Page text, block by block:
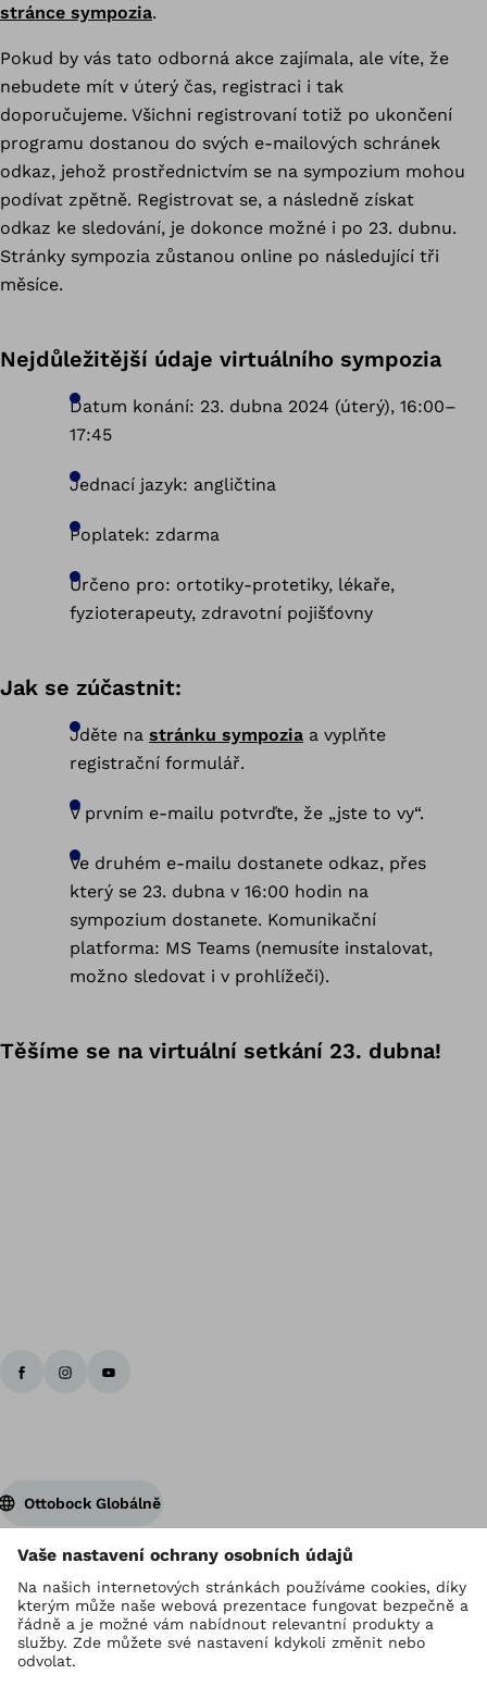
stránce sympozia.
Pokud by vás tato odborná akce zajímala, ale víte, že
nebudete mít v úterý čas, registraci i tak
doporučujeme. Všichni registrovaní totiž po ukončení
programu dostanou do svých e-mailových schránek
odkaz, jehož prostřednictvím se na sympozium mohou
podívat zpětně. Registrovat se, a následně získat
odkaz ke sledování, je dokonce možné i po 23. dubnu.
Stránky sympozia zůstanou online po následující tři
měsíce.
Nejdůležitější údaje virtuálního sympozia
Datum konání: 23. dubna 2024 (úterý), 16:00–
17:45
Jednací jazyk: angličtina
Poplatek: zdarma
Určeno pro: ortotiky-protetiky, lékaře,
fyzioterapeuty, zdravotní pojišťovny
Jak se zúčastnit:
Jděte na stránku sympozia a vyplňte
registrační formulář.
V prvním e-mailu potvrďte, že „jste to vy“.
Ve druhém e-mailu dostanete odkaz, přes
který se 23. dubna v 16:00 hodin na
sympozium dostanete. Komunikační
platforma: MS Teams (nemusíte instalovat,
možno sledovat i v prohlížeči).
Těšíme se na virtuální setkání 23. dubna!
Ottobock Globálně
Držitelem autorských práv je Ottobock
Nastavení ochrany osobních údajů
Provozovatel stránek